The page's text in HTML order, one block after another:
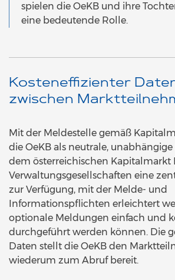
spielen die OeKB und ihre
eine bedeutende Rolle.
Kosteneffizienter
zwischen
Mit der Meldestelle gemäß
die OeKB als neutrale,
dem österreichischen Kapitalmarkt
Verwaltungsgesellschaften eine
zur Verfügung, mit der Melde- und
Informationspflichten erleichtert
optionale Meldungen einfach und
durchgeführt werden können. Die
Daten stellt die OeKB den
wiederum zum Abruf bereit.